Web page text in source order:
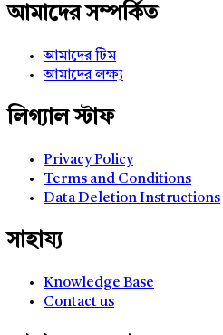
আমাদের সম্পর্কিত
আমাদের টিম
আমাদের লক্ষ্য
লিগ্যাল স্টাফ
Privacy Policy
Terms and Conditions
Data Deletion Instructions
সাহায্য
Knowledge Base
Contact us